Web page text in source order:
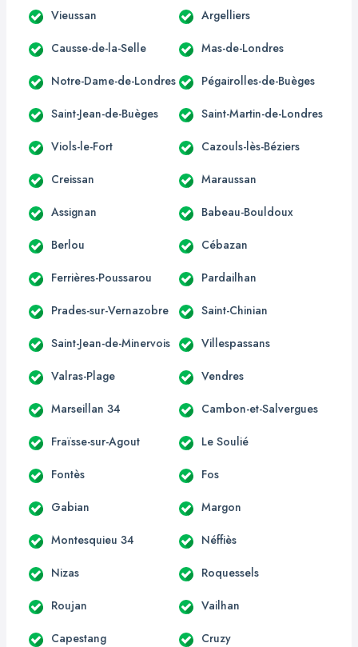
Vieussan Argelliers
Causse-de-la-Selle Mas-de-Londres
Notre-Dame-de-Londres Pégairolles-de-Buèges
Saint-Jean-de-Buèges Saint-Martin-de-Londres
Viols-le-Fort Cazouls-lès-Béziers
Creissan Maraussan
Assignan Babeau-Bouldoux
Berlou Cébazan
Ferrières-Poussarou Pardailhan
Prades-sur-Vernazobre Saint-Chinian
Saint-Jean-de-Minervois Villespassans
Valras-Plage Vendres
Marseillan 34 Cambon-et-Salvergues
Fraïsse-sur-Agout Le Soulié
Fontès Fos
Gabian Margon
Montesquieu 34 Néffiès
Nizas Roquessels
Roujan Vailhan
Capestang Cruzy